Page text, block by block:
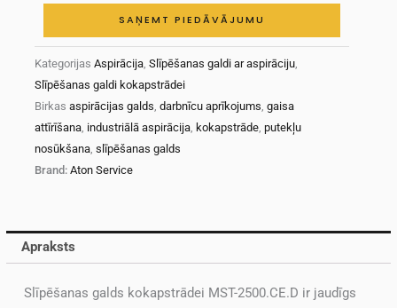
SAŅEMT PIEDĀVĀJUMU
Kategorijas Aspirācija ,Slīpēšanas galdi ar aspirāciju
Slīpēšanas galdi kokapstrādei
Birkas aspirācijas galds ,darbnīcu aprīkojums ,gaisa
attīrīšana industriālā aspirācija ,kokapstrāde ,putekļu
nosūkšana ,slīpēšanas galds
Brand:Aton Service
Apraksts
Slīpēšanas galds kokapstrādei MST-2500.CE.D ir jaudīgs